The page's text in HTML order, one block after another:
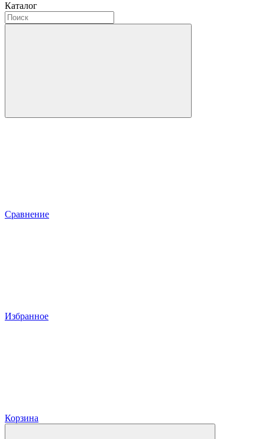
Каталог
Сравнение
Избранное
Корзина